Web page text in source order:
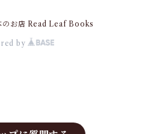
のお店 Read Leaf Books
by